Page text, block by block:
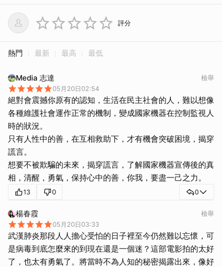
評分
熱門 最新 最高 最低
Media 志達
05月20日02:54
檢舉
絕對會震撼你原有的認知，生活在民主社會的人，難以想像
各種維護社會運作正常的機制，變成國家機器在控制監視人
時的狀況。
只有人性中的善，在互相救助下，才有機會突破困境，揭穿
謊言。
想要不被欺騙的未來，揭穿謊言，了解國家機器宣傳後的真
相，清醒，勇氣，保持心中的善，你我，要盡一己之力。
13 0 0
楊春霞
05月20日03:33
檢舉
武漢肺炎那段人人擔心受怕的日子裡至今仍然難以忘懷，可
是病毒到底怎麼來的到現在還是一個迷？這部電影拍的太好
了，也太有勇氣了。將當時不為人知的秘密揭露出來，像好